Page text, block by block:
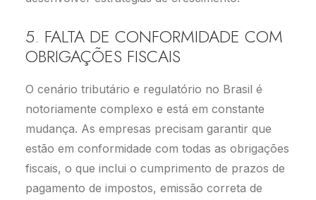
5. FALTA DE CONFORMIDADE COM
OBRIGAÇÕES FISCAIS
O cenário tributário e regulatório no Brasil é
notoriamente complexo e está em constante
mudança. As empresas precisam garantir que
estão em conformidade com todas as obrigações
fiscais, o que inclui o cumprimento de prazos de
pagamento de impostos, emissão correta de